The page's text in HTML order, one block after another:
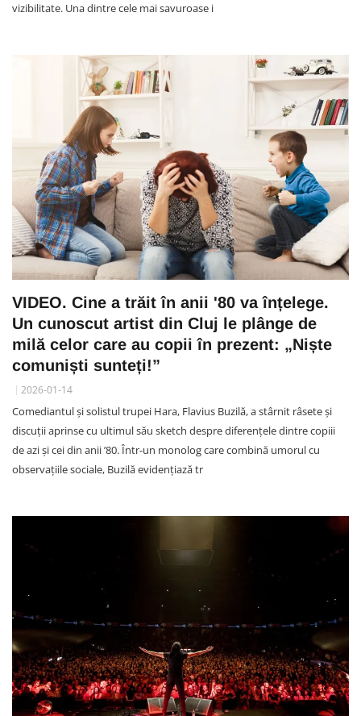
vizibilitate. Una dintre cele mai savuroase i
VIDEO. Cine a trăit în anii '80 va înțelege.
Un cunoscut artist din Cluj le plânge de
milă celor care au copii în prezent: „Niște
comuniști sunteți!”
2026-01-14
Comediantul și solistul trupei Hara, Flavius Buzilă, a stârnit râsete și
discuții aprinse cu ultimul său sketch despre diferențele dintre copiii
de azi și cei din anii ’80. Într-un monolog care combină umorul cu
observațiile sociale, Buzilă evidențiază tr